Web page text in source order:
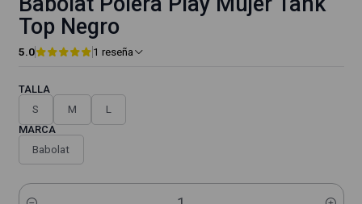
Top Negro
5.0 1 reseña
TALLA
S M L
MARCA
Babolat